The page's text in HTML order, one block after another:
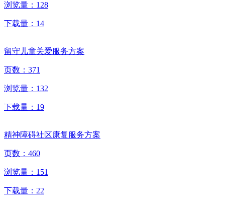
浏览量： 128
下载量： 14
留守儿童关爱服务方案
页数： 371
浏览量： 132
下载量： 19
精神障碍社区康复服务方案
页数： 460
浏览量： 151
下载量： 22